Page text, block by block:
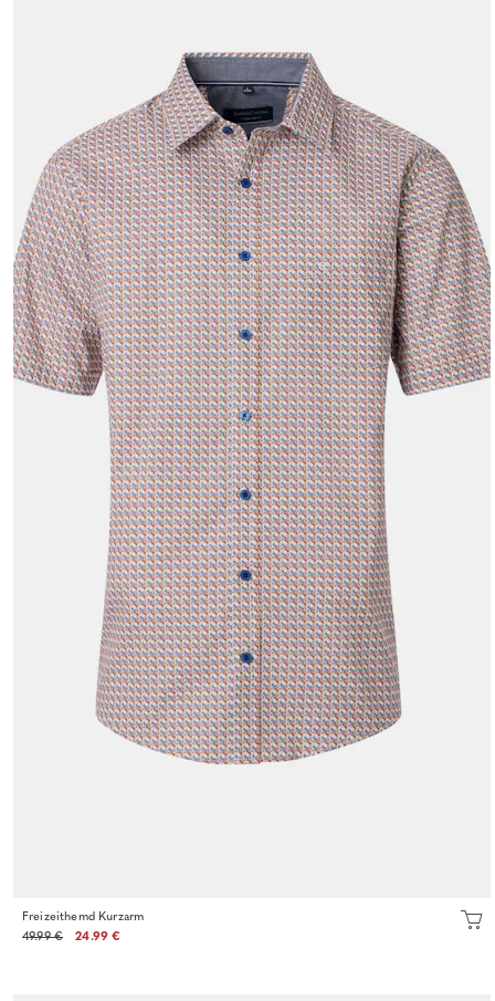
Freizeithemd Kurzarm
49.99 €
24.99 €